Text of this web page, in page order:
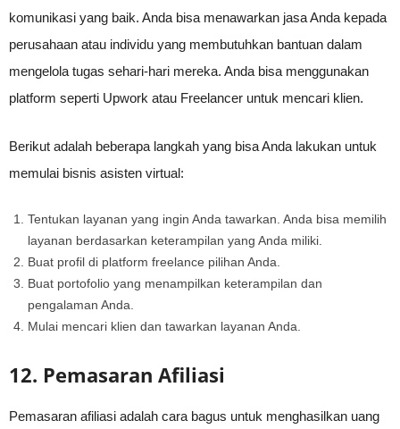
komunikasi yang baik. Anda bisa menawarkan jasa Anda kepada
perusahaan atau individu yang membutuhkan bantuan dalam
mengelola tugas sehari-hari mereka. Anda bisa menggunakan
platform seperti Upwork atau Freelancer untuk mencari klien.
Berikut adalah beberapa langkah yang bisa Anda lakukan untuk
memulai bisnis asisten virtual:
Tentukan layanan yang ingin Anda tawarkan. Anda bisa memilih
layanan berdasarkan keterampilan yang Anda miliki.
Buat profil di platform freelance pilihan Anda.
Buat portofolio yang menampilkan keterampilan dan
pengalaman Anda.
Mulai mencari klien dan tawarkan layanan Anda.
12. Pemasaran Afiliasi
Pemasaran afiliasi adalah cara bagus untuk menghasilkan uang